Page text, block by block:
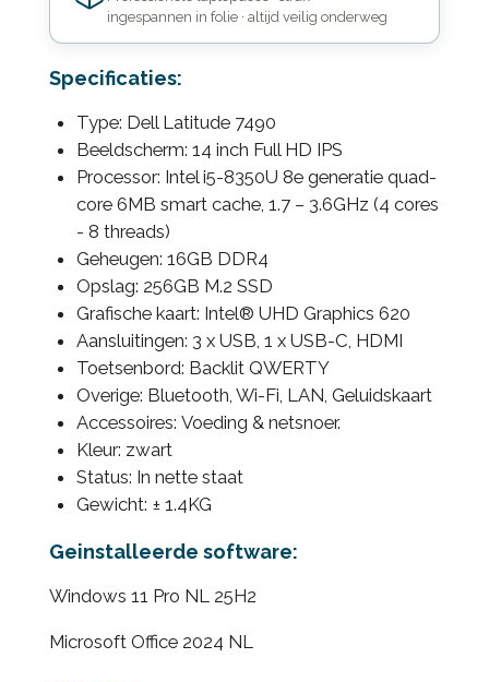
ingespannen in folie · altijd veilig onderweg
Specificaties:
Type: Dell Latitude 7490
Beeldscherm: 14 inch Full HD IPS
Processor: Intel i5-8350U 8e generatie quad-
core 6MB smart cache, 1.7 – 3.6GHz (4 cores
- 8 threads)
Geheugen: 16GB DDR4
Opslag: 256GB M.2 SSD
Grafische kaart: Intel® UHD Graphics 620
Aansluitingen: 3 x USB, 1 x USB-C, HDMI
Toetsenbord: Backlit QWERTY
Overige: Bluetooth, Wi-Fi, LAN, Geluidskaart
Accessoires: Voeding & netsnoer.
Kleur: zwart
Status: In nette staat
Gewicht: ± 1.4KG
Geinstalleerde software:
Windows 11 Pro NL 25H2
Microsoft Office 2024 NL